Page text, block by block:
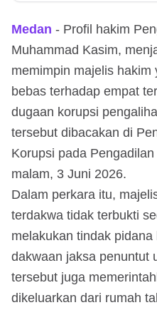
Medan - Profil hakim
Muhammad Kasim,
memimpin majelis
bebas terhadap empat
dugaan korupsi
tersebut dibacakan di
Korupsi pada
malam, 3 Juni 2026.
Dalam perkara itu,
terdakwa tidak terbukti
melakukan tindak
dakwaan jaksa penuntut
tersebut juga
dikeluarkan dari rumah